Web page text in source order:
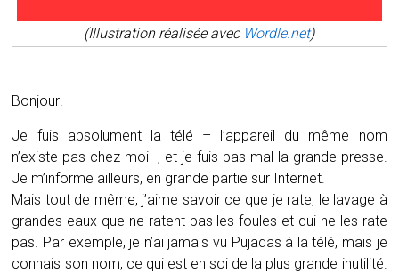
(Illustration réalisée avec Wordle.net)
Bonjour!
Je fuis absolument la télé – l’appareil du même nom
n’existe pas chez moi -, et je fuis pas mal la grande presse.
Je m’informe ailleurs, en grande partie sur Internet.
Mais tout de même, j’aime savoir ce que je rate, le lavage à
grandes eaux que ne ratent pas les foules et qui ne les rate
pas. Par exemple, je n’ai jamais vu Pujadas à la télé, mais je
connais son nom, ce qui est en soi de la plus grande inutilité.